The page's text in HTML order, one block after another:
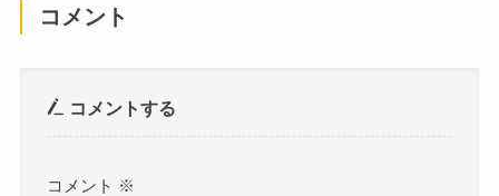
コメント
コメントする
コメント ※